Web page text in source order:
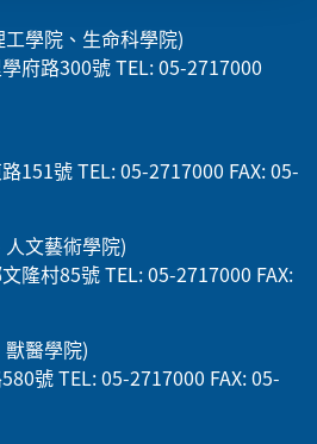
學院、生命科學院)
府路300號 TEL: 05-2717000
151號 TEL: 05-2717000 FAX: 05-
文藝術學院)
隆村85號 TEL: 05-2717000 FAX:
醫學院)
號 TEL: 05-2717000 FAX: 05-